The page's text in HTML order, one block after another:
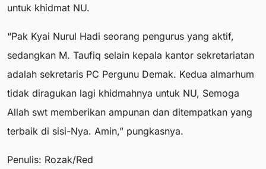
untuk khidmat NU.
“Pak Kyai Nurul Hadi seorang pengurus yang aktif,
sedangkan M. Taufiq selain kepala kantor sekretariatan
adalah sekretaris PC Pergunu Demak. Kedua almarhum
tidak diragukan lagi khidmahnya untuk NU, Semoga
Allah swt memberikan ampunan dan ditempatkan yang
terbaik di sisi-Nya. Amin,” pungkasnya.
Penulis: Rozak/Red